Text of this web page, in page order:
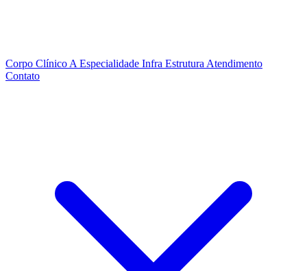
Corpo Clínico A Especialidade Infra Estrutura Atendimento
Contato